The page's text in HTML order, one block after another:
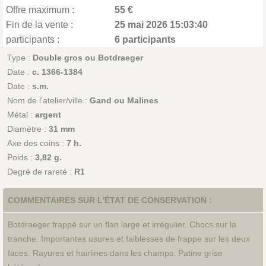
Offre maximum :
55 €
Fin de la vente :
25 mai 2026 15:03:40
participants :
6 participants
Type : Double gros ou Botdraeger
Date : c. 1366-1384
Date : s.m.
Nom de l'atelier/ville : Gand ou Malines
Métal : argent
Diamètre : 31 mm
Axe des coins : 7 h.
Poids : 3,82 g.
Degré de rareté : R1
COMMENTAIRES SUR L'ÉTAT DE CONSERVATION :
Botdraeger frappé sur un flan large et irrégulier. Chocs sur la
tranche. Importantes usures et faiblesses de frappe sur les deux
faces. Rayures et hairlines dans les champs. Patine grise